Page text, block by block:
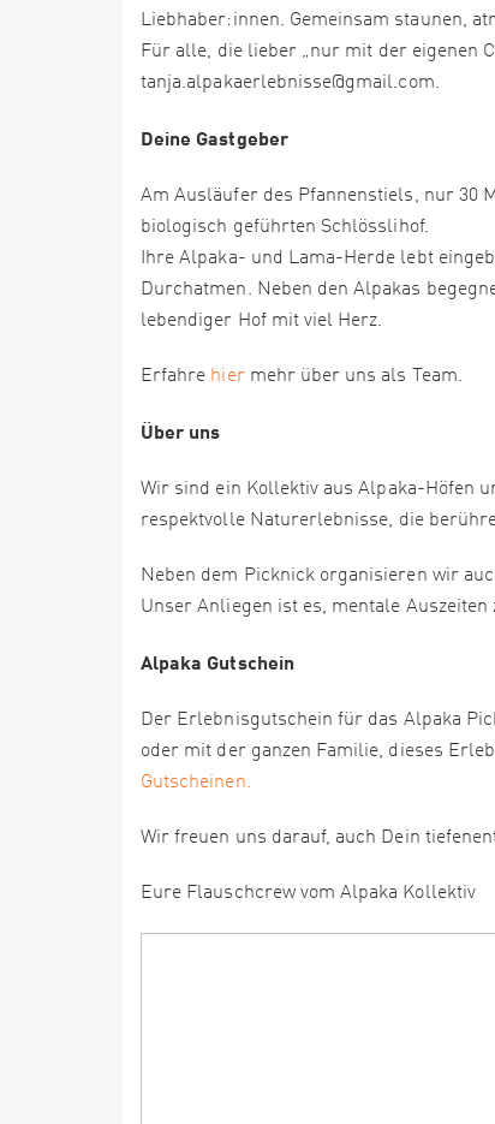
Liebhaber:innen. Gemeinsam staunen,
Für alle, die lieber „nur mit der eigenen
tanja.alpakaerlebnisse@gmail.com.
Deine Gastgeber
Am Ausläufer des Pfannenstiels, nur 30
biologisch geführten Schlösslihof.
Ihre Alpaka- und Lama-Herde lebt
Durchatmen. Neben den Alpakas
lebendiger Hof mit viel Herz.
Erfahre hier mehr über uns als Team.
Über uns
Wir sind ein Kollektiv aus Alpaka-Höfen
respektvolle Naturerlebnisse, die
Neben dem Picknick organisieren wir
Unser Anliegen ist es, mentale
Alpaka Gutschein
Der Erlebnisgutschein für das Alpaka
oder mit der ganzen Familie, dieses
Gutscheinen.
Wir freuen uns darauf, auch Dein
Eure Flauschcrew vom Alpaka Kollektiv